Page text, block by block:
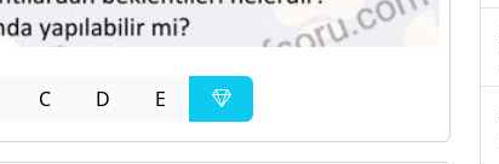
C D E